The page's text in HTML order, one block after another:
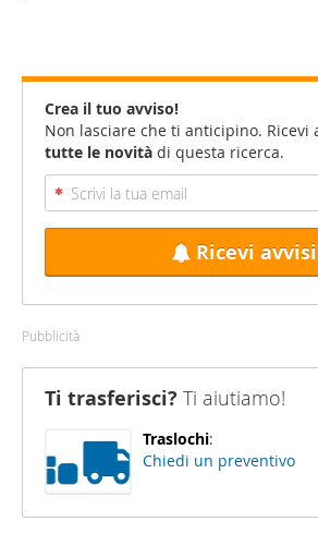
Crea il tuo avviso!
Non lasciare che ti anticipino. Ricevi
tutte le novità di questa ricerca.
Ricevi avvisi
Pubblicità
Ti trasferisci? Ti aiutiamo!
Traslochi:
Chiedi un preventivo